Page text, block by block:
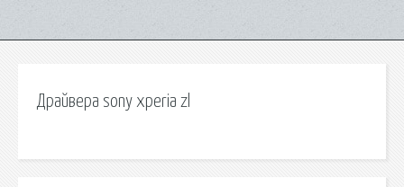
Драйвера sony xperia zl